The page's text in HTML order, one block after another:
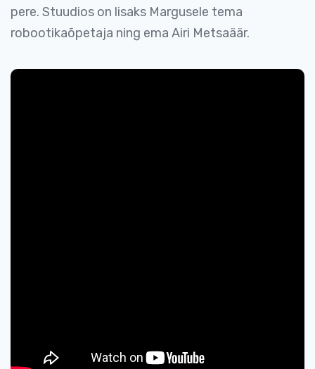
pere. Stuudios on lisaks Margusele tema
robootikaõpetaja ning ema Airi Metsaäär.